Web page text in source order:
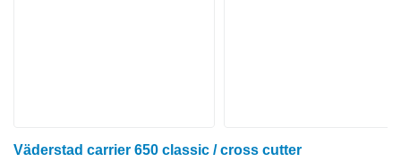
Väderstad carrier 650 classic / cross cutter